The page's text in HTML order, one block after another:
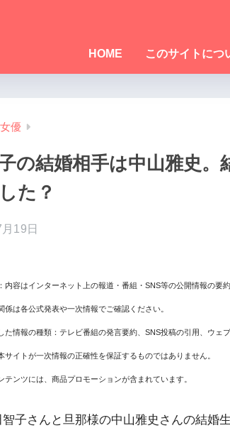
HOME このサイトにつ
女優
の結婚相手は中山雅史。
た？
19日
内容はインターネット上の報道・番組・SNS等の公開情報の要
係は各公式発表や一次情報でご確認ください。
た情報の種類：テレビ番組の発言要約、SNS投稿の引用、ウェ
サイトが一次情報の正確性を保証するものではありません。
ンツには、商品プロモーションが含まれています。
子さんと旦那様の中山雅史さんの結婚